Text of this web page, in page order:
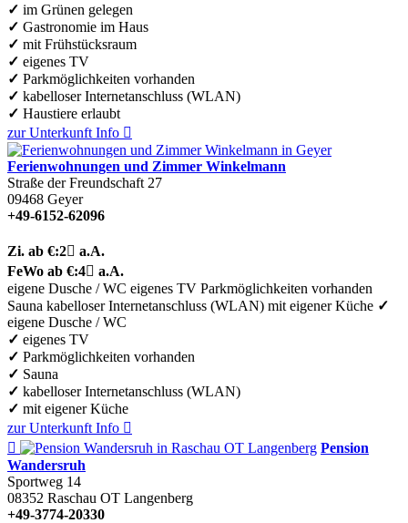
✓ im Grünen gelegen
✓ Gastronomie im Haus
✓ mit Frühstücksraum
✓ eigenes TV
✓ Parkmöglichkeiten vorhanden
✓ kabelloser Internetanschluss (WLAN)
✓ Haustiere erlaubt
zur Unterkunft Info 
Ferienwohnungen und Zimmer Winkelmann
Straße der Freundschaft 27
09468 Geyer
+49-6152-62096
Zi. ab €:2 a.A.
FeWo ab €:4 a.A.
eigene Dusche / WC eigenes TV Parkmöglichkeiten vorhanden
Sauna kabelloser Internetanschluss (WLAN) mit eigener Küche ✓
eigene Dusche / WC
✓ eigenes TV
✓ Parkmöglichkeiten vorhanden
✓ Sauna
✓ kabelloser Internetanschluss (WLAN)
✓ mit eigener Küche
zur Unterkunft Info 

Pension
Wandersruh
Sportweg 14
08352 Raschau OT Langenberg
+49-3774-20330